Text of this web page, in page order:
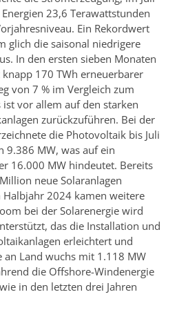
23,6 Terawattstunden
Ein Rekordwert
glich die saisonal niedrigere
In den ersten sieben Monaten
170 TWh erneuerbarer
von 7 % im Vergleich zum
vor allem auf den starken
zurückzuführen. Bei der
die Photovoltaik bis Juli
9.386 MW, was auf ein
16.000 MW hindeutet. Bereits
neue Solaranlagen
2024 kamen weitere
bei der Solarenergie wird
das die Installation und
erleichtert und
Land wuchs mit 1.118 MW
die Offshore-Windenergie
in den letzten drei Jahren